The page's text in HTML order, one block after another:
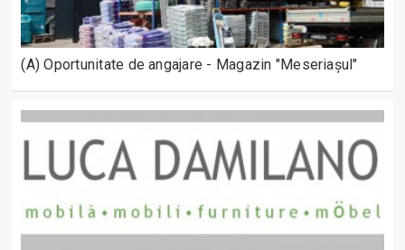
(A) Oportunitate de angajare - Magazin "Meseriașul"